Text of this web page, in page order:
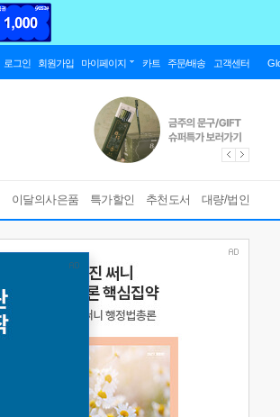
로그인 회원가입 마이페이지 카트 주문/배송 고객센터
이달의사은품 특가할인 추천도서 대량/법인